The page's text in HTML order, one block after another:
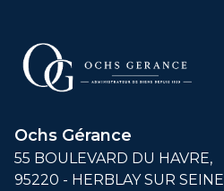
Ochs Gérance
55 BOULEVARD DU HAVRE,
95220 - HERBLAY SUR SEINE